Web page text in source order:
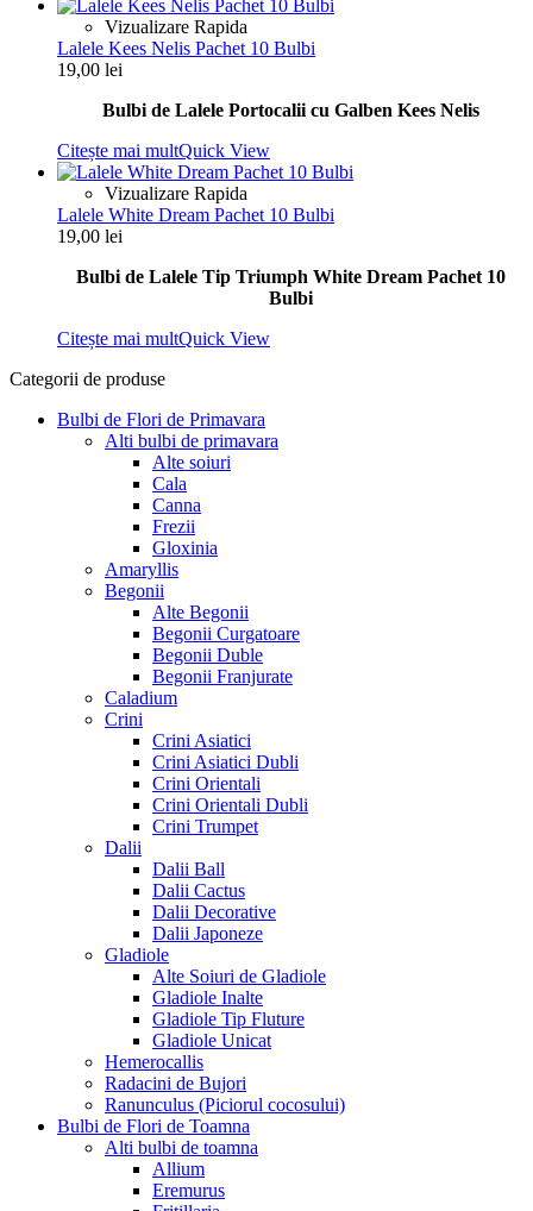
Vizualizare Rapida
Lalele Kees Nelis Pachet 10 Bulbi
19,00 lei
Bulbi de Lalele Portocalii cu Galben Kees Nelis
Citește mai multQuick View
Vizualizare Rapida
Lalele White Dream Pachet 10 Bulbi
19,00 lei
Bulbi de Lalele Tip Triumph White Dream Pachet 10
Bulbi
Citește mai multQuick View
Categorii de produse
Bulbi de Flori de Primavara
Alti bulbi de primavara
Alte soiuri
Cala
Canna
Frezii
Gloxinia
Amaryllis
Begonii
Alte Begonii
Begonii Curgatoare
Begonii Duble
Begonii Franjurate
Caladium
Crini
Crini Asiatici
Crini Asiatici Dubli
Crini Orientali
Crini Orientali Dubli
Crini Trumpet
Dalii
Dalii Ball
Dalii Cactus
Dalii Decorative
Dalii Japoneze
Gladiole
Alte Soiuri de Gladiole
Gladiole Inalte
Gladiole Tip Fluture
Gladiole Unicat
Hemerocallis
Radacini de Bujori
Ranunculus (Piciorul cocosului)
Bulbi de Flori de Toamna
Alti bulbi de toamna
Allium
Eremurus